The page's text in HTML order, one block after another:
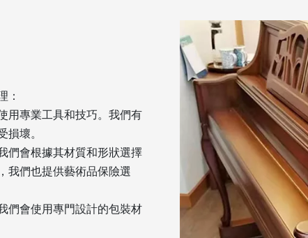
：
用專業工具和技巧。我們有
損壞。
們會根據其材質和形狀選擇
我們也提供藝術品保險選
們會使用專門設計的包裝材